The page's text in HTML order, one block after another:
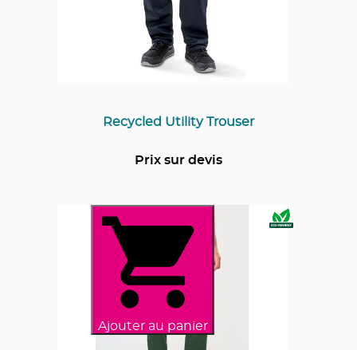
Recycled Utility Trouser
Prix sur devis
Ajouter au panier